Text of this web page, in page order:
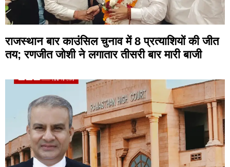
राजस्थान बार काउंसिल चुनाव में 8 प्रत्याशियों की जीत
तय; रणजीत जोशी ने लगातार तीसरी बार मारी बाजी